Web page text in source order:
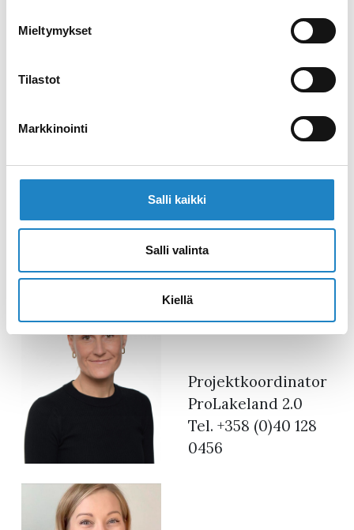
Mieltymykset
Tilastot
Markkinointi
Salli kaikki
Salli valinta
Kiellä
Projektkoordinator
Tel +358 (0)40 772
natalja.zeleznjakova(at)gosaimaa.com
Stefanie Talka,
Projektkoordinator
ProLakeland 2.0
Tel. +358 (0)40 128
0456